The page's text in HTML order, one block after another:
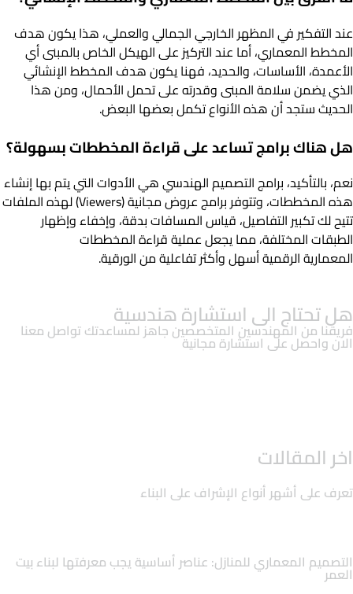
عند التفكير في المظهر الخارجي الجمالي والعملي، هذا يكون هدف
المخطط المعماري، أما عند التركيز على الهيكل الخاص بالمبنى أي
الأعمدة، الأساسات، والحديد، فهنا يكون هدف المخطط الإنشائي
الذي يضمن سلامة المبنى وقدرته على تحمل الأحمال، ومن هذا
الحديث ستجد أن هذه الأنواع تكمل بعضها البعض.
هل هناك برامج تساعد على قراءة المخططات بسهولة؟
نعم، بالتأكيد، برامج التصميم الهندسي هي الأدوات التي يتم بها إنشاء
هذه المخططات، وتتوفر برامج عروض مجانية (Viewers) لهذه الملفات
تتيح لك تكبير التفاصيل، قياس المسافات بدقة، وإخفاء وإظهار
الطبقات المختلفة، مما يجعل عملية قراءة المخططات
المعمارية الرقمية أسهل وأكثر تفاعلية من الورقية.
هل تحتاج الى استشارة هندسية
فريقنا من المهندسين المتخصصين جاهز لمساعدتك تواصل معنا
الان واحصل على استشارة مجانية
اخر المقالات
تعرف على أشهر أنواع الإشراف على البناء
التصميم المعماري للمنازل: عناصر أساسية يجب معرفتها لبناء بيت
العمر